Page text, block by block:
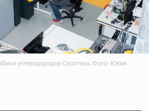
углеводородов Сколтеха. Фото: Юлия